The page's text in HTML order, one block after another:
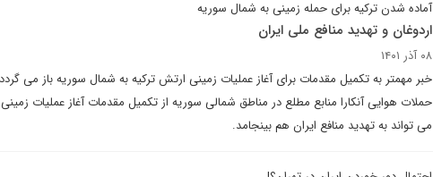
آماده شدن ترکیه برای حمله زمینی به شمال سوریه
اردوغان و تهدید منافع ملی ایران
۰۸ آذر ۱۴۰۱
خبر مهمتر به تکمیل مقدمات برای آغاز عملیات زمینی ارتش ترکیه به شمال سوریه باز می
حملات هوایی آنکارا منابع مطلع در مناطق شمالی سوریه از تکمیل مقدمات آغاز عملیات زمینی
می تواند به تهدید منافع ایران هم بینجامد.